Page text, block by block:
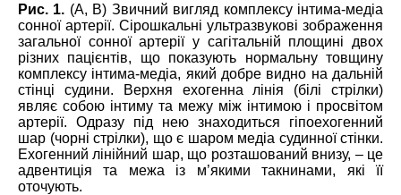
Рис. 1. (А, В) Звичний вигляд комплексу інтима-медіа
сонної артерії. Сірошкальні ультразвукові зображення
загальної сонної артерії у сагітальній площині двох
різних пацієнтів, що показують нормальну товщину
комплексу інтима-медіа, який добре видно на дальній
стінці судини. Верхня ехогенна лінія (білі стрілки)
являє собою інтиму та межу між інтимою і просвітом
артерії. Одразу під нею знаходиться гіпоехогенний
шар (чорні стрілки), що є шаром медіа судинної стінки.
Ехогенний лінійний шар, що розташований внизу, – це
адвентиція та межа із м’якими такнинами, які її
оточують.